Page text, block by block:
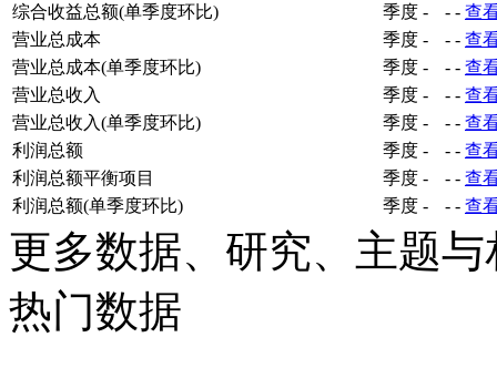
综合收益总额(单季度环比)
季度 - - - 查
营业总成本
季度 - - - 查
营业总成本(单季度环比)
季度 - - - 查
营业总收入
季度 - - - 查
营业总收入(单季度环比)
季度 - - - 查
利润总额
季度 - - - 查
利润总额平衡项目
季度 - - - 查
利润总额(单季度环比)
季度 - - - 查
更多数据、研究、主题
热门数据